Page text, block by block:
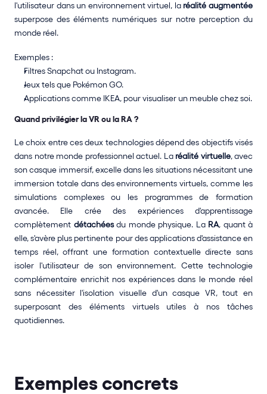
l'utilisateur dans un environnement virtuel, la réalité augmentée
superpose des éléments numériques sur notre perception du
monde réel.
Exemples :
Filtres Snapchat ou Instagram.
Jeux tels que Pokémon GO.
Applications comme IKEA, pour visualiser un meuble chez soi.
Quand privilégier la VR ou la RA ?
Le choix entre ces deux technologies dépend des objectifs visés
dans notre monde professionnel actuel. La réalité virtuelle, avec
son casque immersif, excelle dans les situations nécessitant une
immersion totale dans des environnements virtuels, comme les
simulations complexes ou les programmes de formation
avancée. Elle crée des expériences d'apprentissage
complètement détachées du monde physique. La RA, quant à
elle, s'avère plus pertinente pour des applications d'assistance en
temps réel, offrant une formation contextuelle directe sans
isoler l'utilisateur de son environnement. Cette technologie
complémentaire enrichit nos expériences dans le monde réel
sans nécessiter l'isolation visuelle d'un casque VR, tout en
superposant des éléments virtuels utiles à nos tâches
quotidiennes.
Exemples concrets